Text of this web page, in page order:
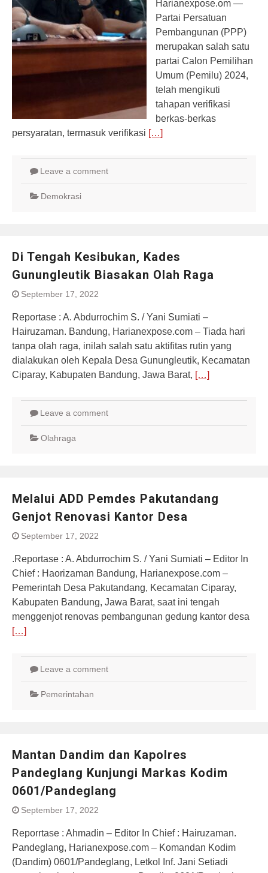
Harianexpose.om —
Partai Persatuan
Pembangunan (PPP)
merupakan salah satu
partai Calon Pemilihan
Umum (Pemilu) 2024,
telah mengikuti
tahapan verifikasi
berkas-berkas
persyaratan, termasuk verifikasi […]
Leave a comment
Demokrasi
Di Tengah Kesibukan, Kades
Gunungleutik Biasakan Olah Raga
September 17, 2022
Reportase : A. Abdurrochim S. / Yani Sumiati –
Hairuzaman. Bandung, Harianexpose.com – Tiada hari
tanpa olah raga, inilah salah satu aktifitas rutin yang
dialakukan oleh Kepala Desa Gunungleutik, Kecamatan
Ciparay, Kabupaten Bandung, Jawa Barat, […]
Leave a comment
Olahraga
Melalui ADD Pemdes Pakutandang
Genjot Renovasi Kantor Desa
September 17, 2022
.Reportase : A. Abdurrochim S. / Yani Sumiati – Editor In
Chief : Haorizaman Bandung, Harianexpose.com –
Pemerintah Desa Pakutandang, Kecamatan Ciparay,
Kabupaten Bandung, Jawa Barat, saat ini tengah
menggenjot renovas pembangunan gedung kantor desa
[…]
Leave a comment
Pemerintahan
Mantan Dandim dan Kapolres
Pandeglang Kunjungi Markas Kodim
0601/Pandeglang
September 17, 2022
Reporrtase : Ahmadin – Editor In Chief : Hairuzaman.
Pandeglang, Harianexpose.com – Komandan Kodim
(Dandim) 0601/Pandeglang, Letkol Inf. Jani Setiadi